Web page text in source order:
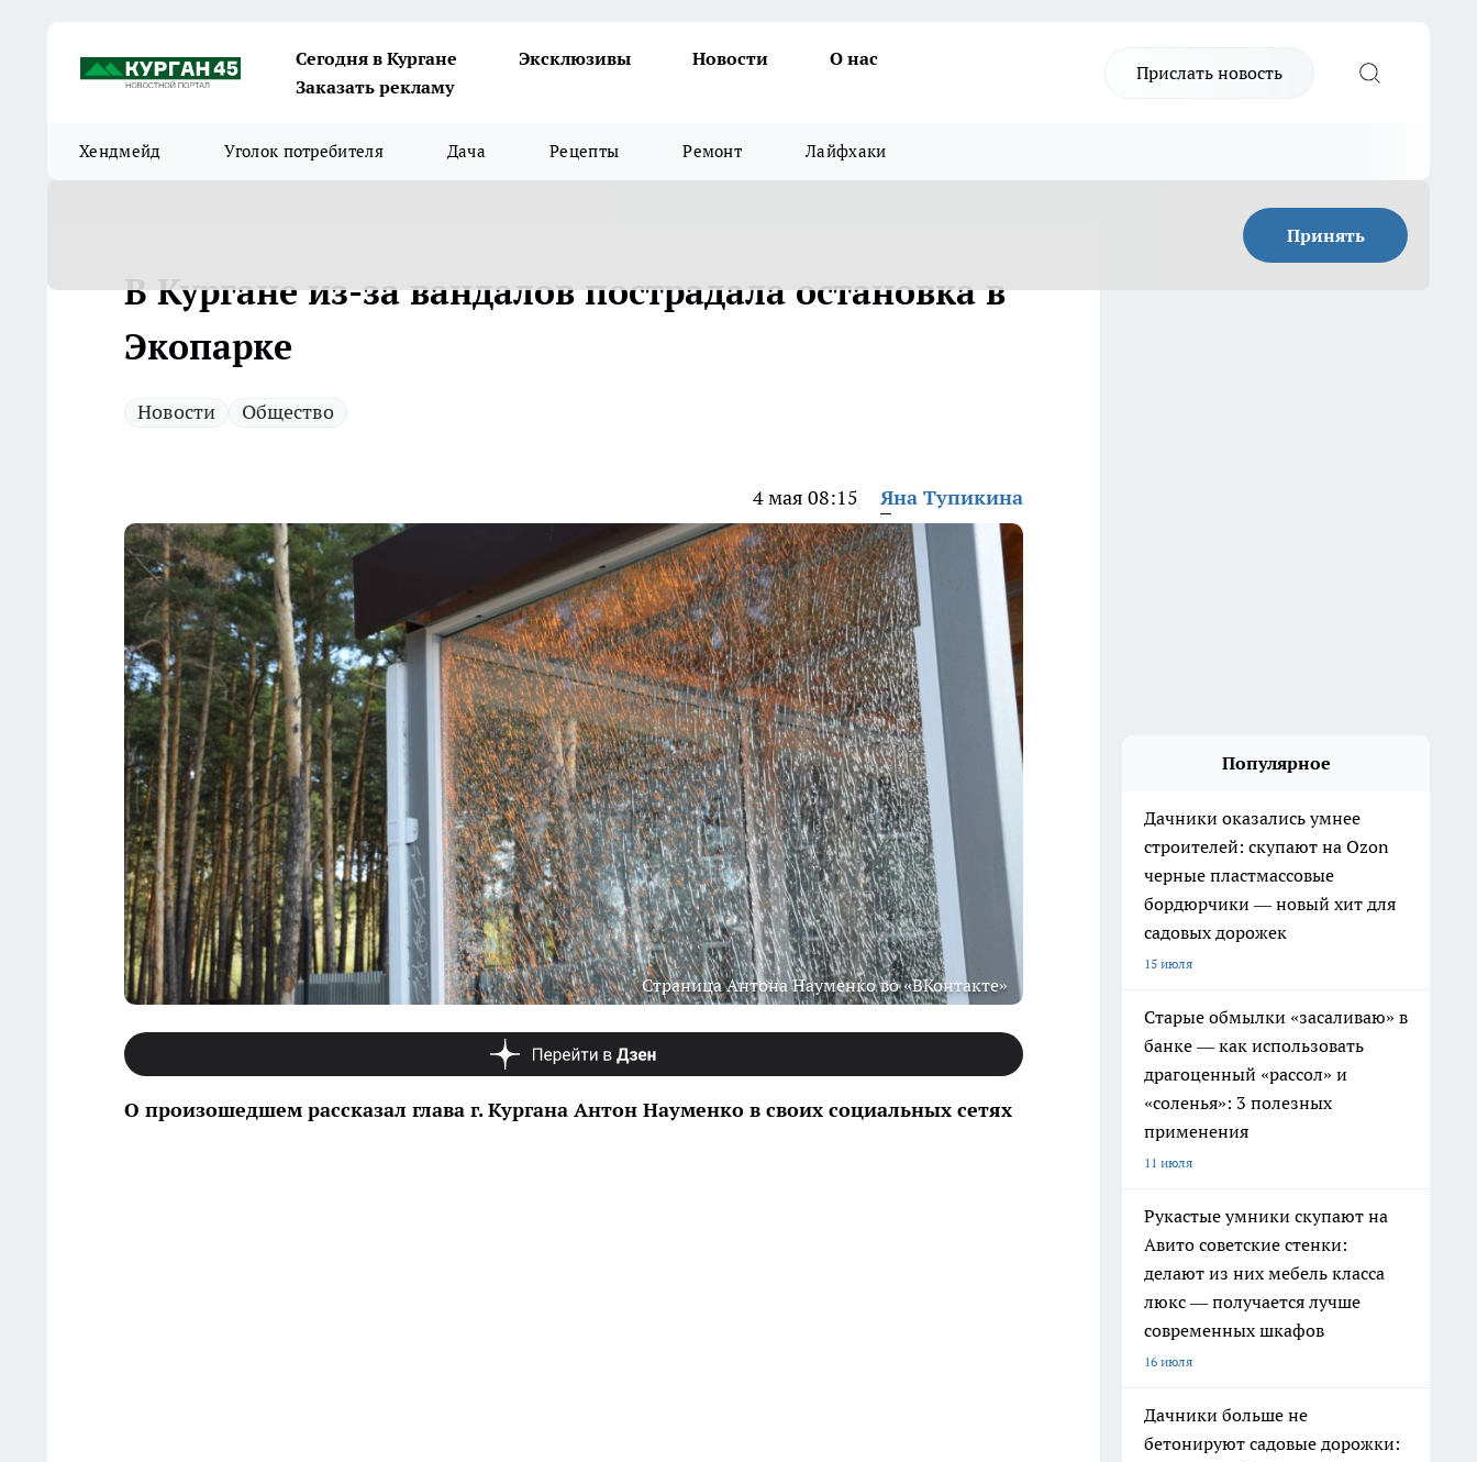
Сегодня в Кургане Эксклюзивы Новости
О нас
Заказать рекламу
Прислать новость
Хендмейд Уголок потребителя Дача Рецепты Ремонт Лайфхаки
Принять
В Кургане из-за вандалов пострадала остановка в
Экопарке
Новости Общество
4 мая 08:15 Яна Тупикина
Страница Антона Науменко во «ВКонтакте»
О произошедшем рассказал глава г. Кургана Антон Науменко в своих социальных сетях
Популярное
Дачники оказались умнее
строителей: скупают на Ozon
черные пластмассовые
бордюрчики — новый хит для
садовых дорожек
15 июля
Старые обмылки «засаливаю» в
банке — как использовать
драгоценный «рассол» и
«соленья»: 3 полезных
применения
11 июля
Рукастые умники скупают на
Авито советские стенки:
делают из них мебель класса
люкс — получается лучше
современных шкафов
16 июля
Дачники больше не
бетонируют садовые дорожки: